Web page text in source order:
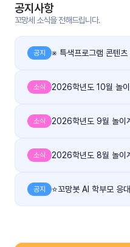
그
공지사항
꼬망세 소식을 전해드립니다.
공지 ※ 특색프로그램 콘텐
소식 2026학년도 10월 놀
소식 2026학년도 9월 놀이
소식 2026학년도 8월 놀이
공지 ⭐꼬망봇 AI 학부모 응